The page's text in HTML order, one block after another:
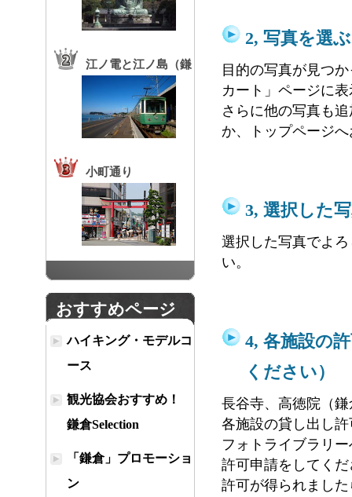
江ノ電と江ノ島（鎌
倉高校前駅）
小町通り
おすすめページ
ハイキング・モデルコ
ース
観光協会おすすめ！
鎌倉Selection
「鎌倉」プロモーショ
ン
2, 写真を選ぶ
目的の写真が見つ
カート」ページに
さらに他の写真も
か、トップページ
3, 選択した
選択した写真でよ
い。
4, 各施設の
ください）
長谷寺、高徳院（
各施設の貸し出し
フォトライブラリ
許可申請をしてく
許可が得られまし